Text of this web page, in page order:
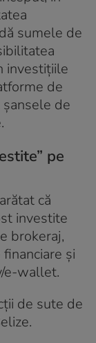
sumele de
investiţiile
de
de
pe
că
investite
brokeraj,
şi
e-wallet.
de sute de